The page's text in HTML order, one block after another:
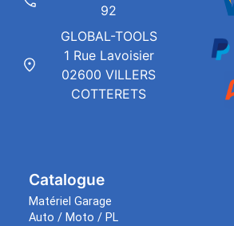
Catalogue
Matériel Garage
Auto / Moto / PL
92
GLOBAL-TOOLS
1 Rue Lavoisier
02600 VILLERS
COTTERETS